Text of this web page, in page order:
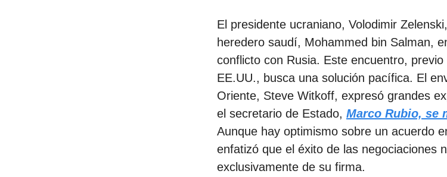
El presidente ucraniano, Volodimir
heredero saudí, Mohammed bin Salman,
conflicto con Rusia. Este encuentro,
EE.UU., busca una solución pacífica. El
Oriente, Steve Witkoff, expresó grandes
el secretario de Estado, Marco Rubio, se
Aunque hay optimismo sobre un acuerdo
enfatizó que el éxito de las negociaciones
exclusivamente de su firma.